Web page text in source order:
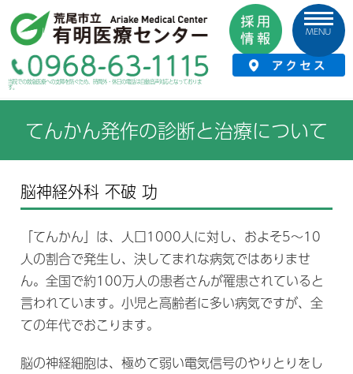
当院での救急医療への支障を防ぐため、時間外・休日の電話は自動音声対応となっておりま
す。
MENU
HOME › 健康づくり › 健康のお話 › てんかん発作の診断と治療について
てんかん発作の診断と治療について
脳神経外科 不破 功
「てんかん」は、人口1000人に対し、およそ5～10
人の割合で発生し、決してまれな病気ではありませ
ん。全国で約100万人の患者さんが罹患されていると
言われています。小児と高齢者に多い病気ですが、全
ての年代でおこります。
脳の神経細胞は、極めて弱い電気信号のやりとりをし